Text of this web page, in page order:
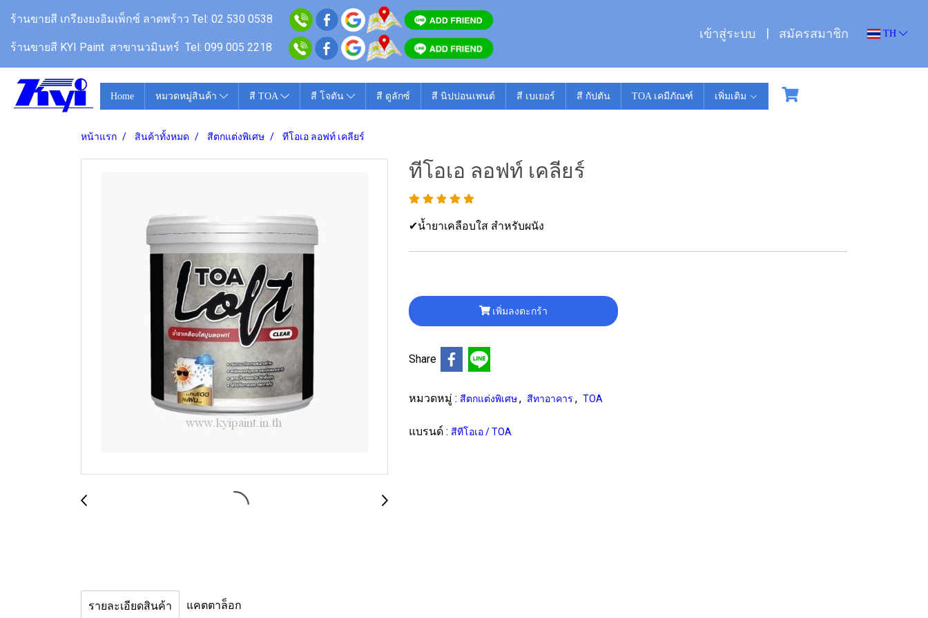
ร้านขายสี เกรียงยงอิมเพ็กซ์ ลาดพร้าว Tel: 02 530 0538
ร้านขายสี KYI Paint สาขานวมินทร์ Tel: 099 005 2218
เข้าสู่ระบบ สมัครสมาชิก TH
Home หมวดหมู่สินค้า สี TOA สี โจตัน สี ดูลักซ์ สี นิปปอนเพนต์ สี เบเยอร์ สี กัปตัน TOA เคมีภัณฑ์ เพิ่มเติม
หน้าแรก สินค้าทั้งหมด สีตกแต่งพิเศษ ทีโอเอ ลอฟท์ เคลียร์
ทีโอเอ ลอฟท์ เคลียร์
✔น้ำยาเคลือบใส สำหรับผนัง
เพิ่มลงตะกร้า
Share
หมวดหมู่ : สีตกแต่งพิเศษ, สีทาอาคาร , TOA
แบรนด์ : สีทีโอเอ / TOA
รายละเอียดสินค้า แคตตาล็อก